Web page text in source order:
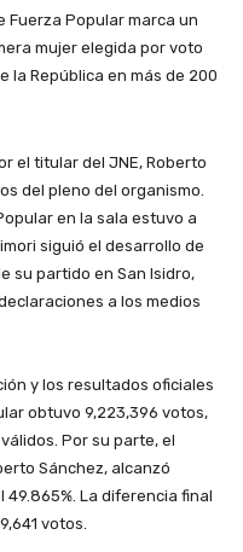
Fuerza Popular marca un
mujer elegida por voto
la República en más de 200
el titular del JNE, Roberto
del pleno del organismo.
en la sala estuvo a
siguió el desarrollo de
su partido en San Isidro,
a los medios
y los resultados oficiales
obtuvo 9,223,396 votos,
Por su parte, el
Sánchez, alcanzó
49.865%. La diferencia final
votos.